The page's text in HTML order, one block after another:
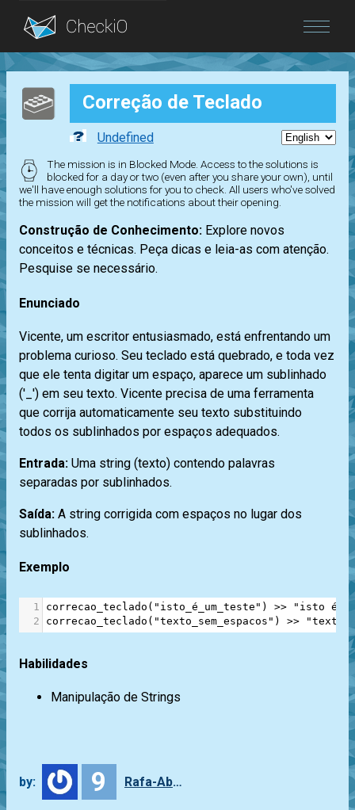
Blog
Login Correção de Teclado
Undefined
The mission is in Blocked Mode. Access to the solutions is
blocked for a day or two (even after you share your own), until
we'll have enough solutions for you to check. All users who've solved
the mission will get the notifications about their opening.
Construção de Conhecimento: Explore novos
conceitos e técnicas. Peça dicas e leia-as com atenção.
Pesquise se necessário.
Enunciado
Vicente, um escritor entusiasmado, está enfrentando um
problema curioso. Seu teclado está quebrado, e toda vez
que ele tenta digitar um espaço, aparece um sublinhado
('_') em seu texto. Vicente precisa de uma ferramenta
que corrija automaticamente seu texto substituindo
todos os sublinhados por espaços adequados.
Entrada: Uma string (texto) contendo palavras
separadas por sublinhados.
Saída: A string corrigida com espaços no lugar dos
sublinhados.
Exemplo
1 correcao_teclado ( "isto_é_um_teste" ) >>
"isto é
2
correcao_teclado ( "texto_sem_espacos" ) >> "texto
Habilidades
Manipulação de Strings
by: 9 Rafa-Abbade